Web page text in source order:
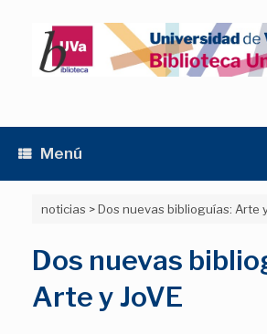
contenido
Menú
noticias >Dos nuevas biblioguías: Arte
Dos nuevas
Arte y JoVE